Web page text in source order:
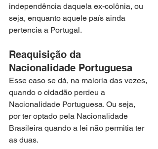
independência daquela ex-colônia, ou
seja, enquanto aquele país ainda
pertencia a Portugal.
Reaquisição da
Nacionalidade Portuguesa
Esse caso se dá, na maioria das vezes,
quando o cidadão perdeu a
Nacionalidade Portuguesa. Ou seja,
por ter optado pela Nacionalidade
Brasileira quando a lei não permitia ter
as duas.